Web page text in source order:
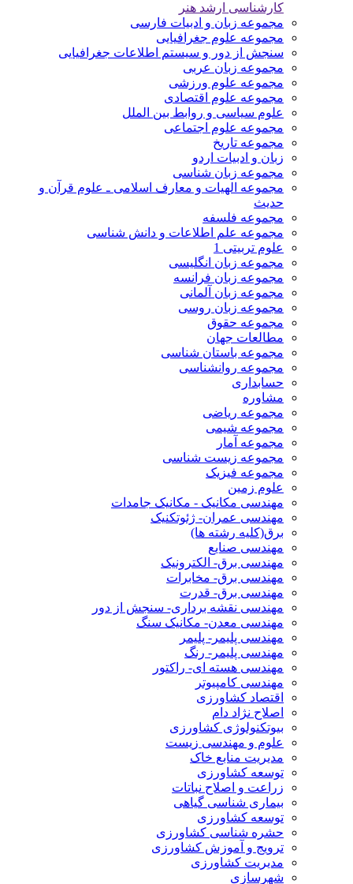
کارشناسی ارشد هنر
مجموعه زبان و ادبیات فارسی
مجموعه علوم جغرافیایی
سنجش از دور و سیستم اطلاعات جغرافیایی
مجموعه زبان عربی
مجموعه علوم ورزشی
مجموعه علوم اقتصادی
علوم سیاسی و روابط بین الملل
مجموعه علوم اجتماعی
مجموعه تاریخ
زبان و ادبیات اردو
مجموعه زبان شناسی
مجموعه الهیات و معارف اسلامی ـ علوم قرآن و
حدیث
مجموعه فلسفه
مجموعه علم اطلاعات و دانش شناسی
علوم تربیتی 1
مجموعه زبان انگلیسی
مجموعه زبان فرانسه
مجموعه زبان آلمانی
مجموعه زبان روسی
مجموعه حقوق
مطالعات جهان
مجموعه باستان شناسی
مجموعه روانشناسی
حسابداری
مشاوره
مجموعه ریاضی
مجموعه شیمی
مجموعه آمار
مجموعه زیست شناسی
مجموعه فیزیک
علوم زمین
مهندسی مکانیک - مکانیک جامدات
مهندسی عمران- ژئوتکنیک
برق(کلیه رشته ها)
مهندسی صنایع
مهندسی برق- الکترونیک
مهندسی برق- مخابرات
مهندسی برق- قدرت
مهندسی نقشه برداری- سنجش از دور
مهندسی معدن- مکانیک سنگ
مهندسی پلیمر- پلیمر
مهندسی پلیمر- رنگ
مهندسی هسته ای- راکتور
مهندسی کامپیوتر
اقتصاد کشاورزی
اصلاح نژاد دام
بیوتکنولوژی کشاورزی
علوم و مهندسی زیست
مدیریت منابع خاک
توسعه کشاورزی
زراعت و اصلاح نباتات
بیماری شناسی گیاهی
توسعه کشاورزی
حشره شناسی کشاورزی
ترویج و آموزش کشاورزی
مدیریت کشاورزی
شهرسازی